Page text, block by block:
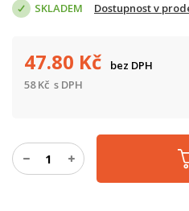
SKLADEM Dostupnost v
47.80 Kč
bez DPH
58Kč s DPH